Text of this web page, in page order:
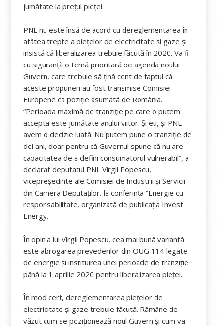
jumătate la prețul pieței.
PNL nu este însă de acord cu dereglementarea în
atâtea trepte a piețelor de electricitate și gaze și
insistă că liberalizarea trebuie făcută în 2020. Va fi
cu siguranță o temă prioritară pe agenda noului
Guvern, care trebuie să țină cont de faptul că
aceste propuneri au fost transmise Comisiei
Europene ca poziție asumată de România.
“Perioada maximă de tranziție pe care o putem
accepta este jumătate anului viitor. Și eu, și PNL
avem o decizie luată. Nu putem pune o tranziție de
doi ani, doar pentru că Guvernul spune că nu are
capacitatea de a defini consumatorul vulnerabil”, a
declarat deputatul PNL Virgil Popescu,
vicepreședinte ale Comisiei de Industrii și Servicii
din Camera Deputaților, la conferința “Energie cu
responsabilitate, organizată de publicația Invest
Energy.
În opinia lui Virgil Popescu, cea mai bună variantă
este abrogarea prevederilor din OUG 114 legate
de energie şi instituirea unei perioade de tranziţie
până la 1 aprilie 2020 pentru liberalizarea pieţei.
În mod cert, dereglementarea piețelor de
electricitate și gaze trebuie făcută. Rămâne de
văzut cum se poziționează noul Guvern și cum va